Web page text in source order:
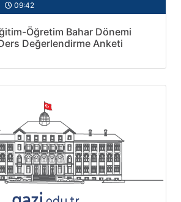
09:42
Öğretim Bahar Dönemi
Değerlendirme Anketi